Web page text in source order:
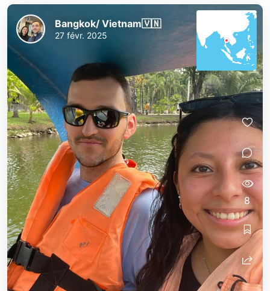
Bangkok/ Vietnam🇻🇳
27 févr. 2025
8